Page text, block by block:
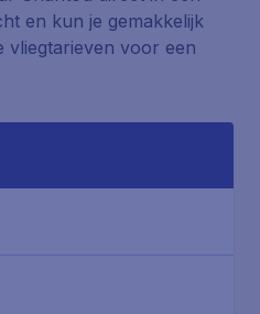
en kun je gemakkelijk
vliegtarieven voor een